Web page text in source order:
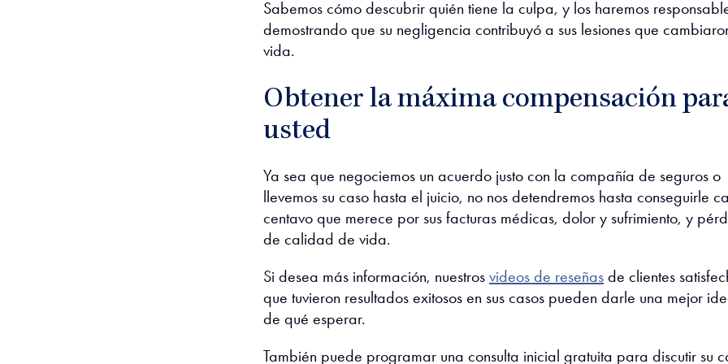
Sabemos cómo descubrir quién tiene la culpa, y los haremos
demostrando que su negligencia contribuyó a sus lesiones que
vida.
Obtener la máxima compensación
usted
Ya sea que negociemos un acuerdo justo con la compañía de seguros o
llevemos su caso hasta el juicio, no nos detendremos hasta conseguirle
centavo que merece por sus facturas médicas, dolor y sufrimiento, y
de calidad de vida.
Si desea más información, nuestros videos de reseñas de clientes
que tuvieron resultados exitosos en sus casos pueden darle una mejor
de qué esperar.
También puede programar una consulta inicial gratuita para discutir su